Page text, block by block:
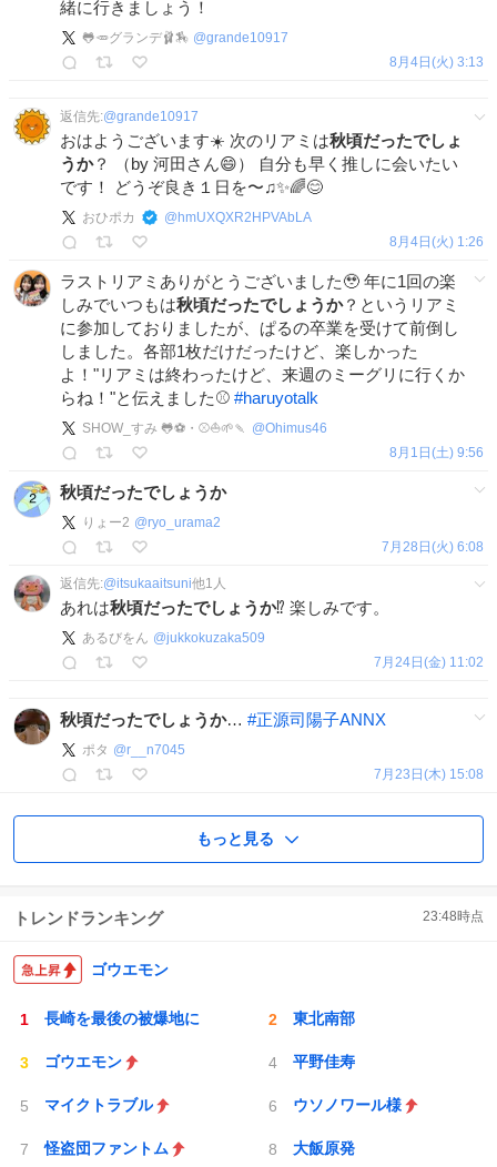
緒に行きましょう！
🐸🥕グランデ🩰🏇 @grande10917
8月4日(火) 3:13
返信先:@grande10917
おはようございます☀️ 次のリアミは秋頃だったでしょ
うか？ （by 河田さん😄） 自分も早く推しに会いたい
です！ どうぞ良き１日を〜♫✨🌈😊
おひポカ @ hmUXQXR2HPVAbLA
8月4日(火) 1:26
ラストリアミありがとうございました🥹 年に1回の楽
しみでいつもは秋頃だったでしょうか？というリアミ
に参加しておりましたが、ぱるの卒業を受けて前倒し
しました。各部1枚だけだったけど、楽しかった
よ！"リアミは終わったけど、来週のミーグリに行くか
らね！"と伝えました⚾️ #haruyotalk
SHOW_すみ 🐸⚽️・⚾️⛵️🌱🍡 @Ohimus46
8月1日(土) 9:56
秋頃だったでしょうか
りょー2 @ryo_urama2
7月28日(火) 6:08
返信先:@itsukaaitsuni他1 人
あれは秋頃だったでしょうか⁉️ 楽しみです。
あるびをん @jukkokuzaka509
7月24日(金) 11:02
秋頃だったでしょうか… #正源司陽子ANNX
ポタ @r__n7045
7月23日(木) 15:08
もっと見る
トレンドランキング 23:48時点
ゴウエモン
長崎を最後の被爆地に 東北南部
ゴウエモン 平野佳寿
マイクトラブル ウソノワール様
怪盗団ファントム 大飯原発